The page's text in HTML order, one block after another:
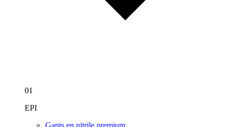
01
EPI
Gants en nitrile premium